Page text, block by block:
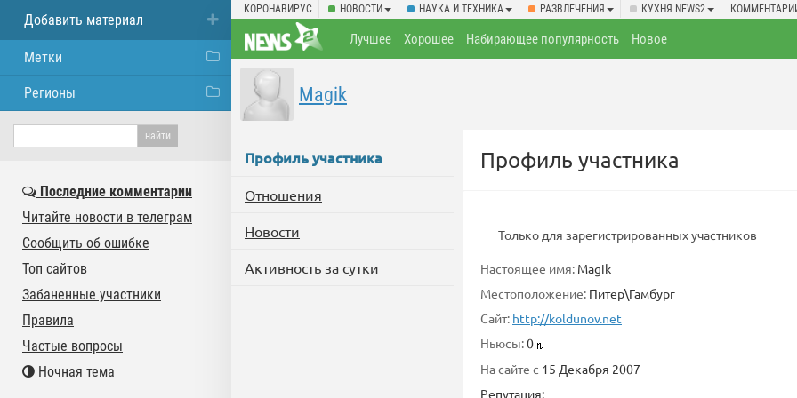
КОРОНАВИРУС НОВОСТИ НАУКА И ТЕХНИКА РАЗВЛЕЧЕНИЯ КУХНЯ NEWS2
Лучшее Хорошее Набирающее популярность Новое
Magik
Профиль участника
Отношения
Новости
Активность за сутки
Профиль участника
Только для зарегистрированных участников
Настоящее имя: Magik
Местоположение: Питер\Гамбург
Сайт: http://koldunov.net
Ньюсы:0
На сайте с 15 Декабря 2007
Репутация:
Добавить материал
Метки
Регионы
Последние комментарии
Читайте новости в телеграм
Сообщить об ошибке
Топ сайтов
Забаненные участники
Правила
Частые вопросы
Ночная тема